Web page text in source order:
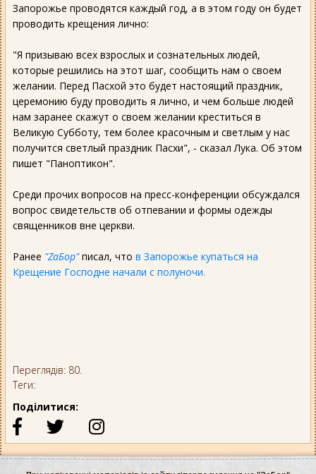
Запорожье проводятся каждый год, а в этом году он будет
проводить крещения лично:
"Я призываю всех взрослых и сознательных людей,
которые решились на этот шаг, сообщить нам о своем
желании. Перед Пасхой это будет настоящий праздник,
церемонию буду проводить я лично, и чем больше людей
нам заранее скажут о своем желании креститься в
Великую Субботу, тем более красочным и светлым у нас
получится светлый праздник Пасхи", - сказал Лука. Об этом
пишет "Паноптикон".
Среди прочих вопросов на пресс-конференции обсуждался
вопрос свидетельств об отпевании и формы одежды
священников вне церкви.
Ранее "ZaБор"писал, что в Запорожье купаться на
Крещение Господне начали с полуночи.
Переглядів: 80.
Теги:
Поділитися: